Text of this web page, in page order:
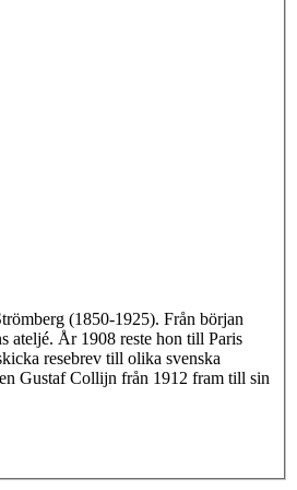
(1850-1925). Från början
ateljé. År 1908 reste hon till Paris
resebrev till olika svenska
Gustaf Collijn från 1912 fram till sin